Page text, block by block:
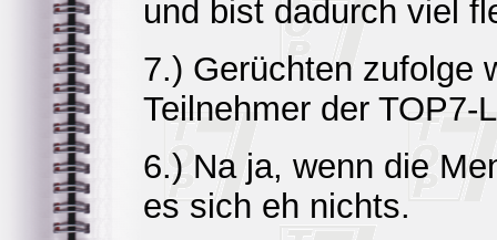
und bist dadurch viel
7.) Gerüchten zufolge
Teilnehmer der TOP7-
6.) Na ja, wenn die
es sich eh nichts.